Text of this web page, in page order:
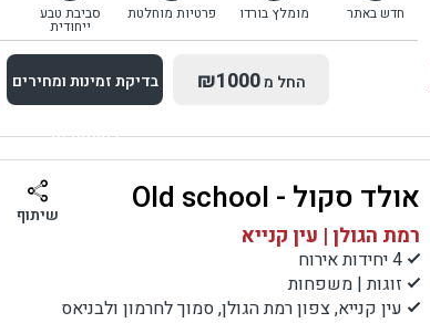
חדש באתר מומלץ בורדו פרטיות מוחלטת סביבת טבע
ייחודית
החל מ₪1000 בדיקת זמינות ומחירים
למתחם זה
בדיקת זמינות ומחירים אולד סקול - Old school
רמת הגולן | עין קנייא
4 יחידות אירוח
זוגות | משפחות
עין קנייא, צפון רמת הגולן, סמוך לחרמון ולבניאס
שיתוף